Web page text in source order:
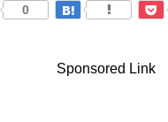
0
Sponsored Link